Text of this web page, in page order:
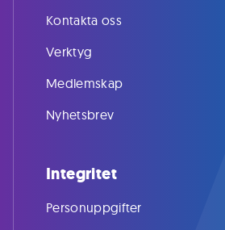
Kontakta oss
Verktyg
Medlemskap
Nyhetsbrev
Integritet
Personuppgifter